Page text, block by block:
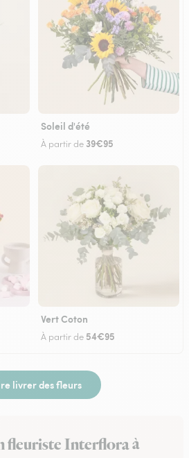
Soleil d'été
À partir de 39€95
Vert Coton
À partir de 54€95
livrer des fleurs
fleuriste Interflora à